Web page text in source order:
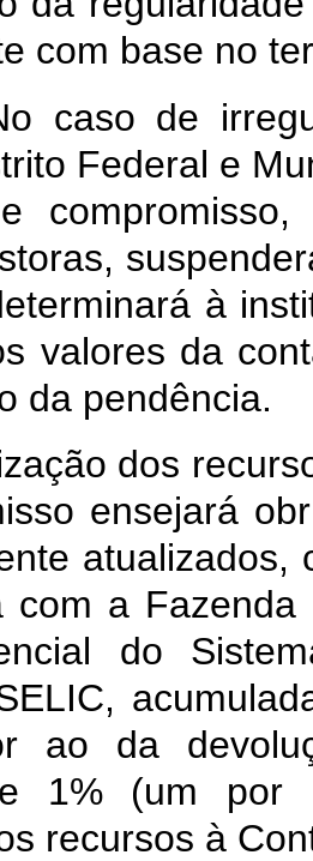
com base no
de
Federal e
à
valores da
da pendência.
dos
ensejará
com a
do
ao da
1% (um por
recursos à